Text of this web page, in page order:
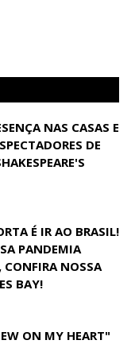
NAS CASAS E
DE
É IR AO BRASIL!
PANDEMIA
CONFIRA NOSSA
BAY!
ON MY HEART"